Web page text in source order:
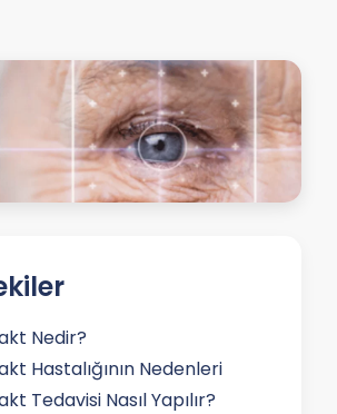
Nedir?
Hastalığının Nedenleri
Tedavisi Nasıl Yapılır?